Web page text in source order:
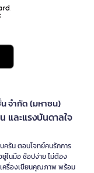
น จำกัด (มหาชน)
และแรงบันดาลใจ
ครัน ตอบโจทย์คนรักการ
ในมือ ช้อปง่าย ไม่ต้อง
เครื่องเขียนคุณภาพ พร้อม